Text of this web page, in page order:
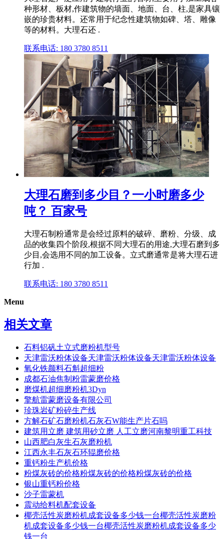
种形材、板材,作建筑物的墙面、地面、台、柱,是家具镶
嵌的珍贵材料。还常用于纪念性建筑物如碑、塔、雕像
等的材料。大理石还 .
联系电话: 180 3780 8511
大理石磨到多少目？一小时磨多少
吨？ 百家号
大理石制粉通常是会经过原料的破碎、磨粉、分级、成
品的收集四个阶段,根据不同大理石的用途,大理石磨到多
少目,会选用不同的加工设备。立式磨通常是将大理石进
行加 .
联系电话: 180 3780 8511
Menu
相关文章
石料铝矾土立式磨粉机型号
天津雷沃粉体设备天津雷沃粉体设备天津雷沃粉体设备
氧化铁颜料石斛超细粉
成都石油焦制粉雷蒙磨价格
磨煤机超细磨粉机3Dyn
擎航雷蒙磨设备有限公司
珍珠岩矿粉碎生产线
方解石矿石磨粉机石灰石W能生产片石吗
建筑用立磨 建筑用砂立磨 人工立磨河南黎明重工科技
山西肥白灰生石灰磨粉机
江西永丰石灰石环辊磨价格
重钙粉生产机价格
粉煤灰砖的价格粉煤灰砖的价格粉煤灰砖的价格
银山重钙粉价格
沙子雷蒙机
震动给料机配套设备
椰壳活性炭磨粉机成套设备多少钱一台椰壳活性炭磨粉
机成套设备多少钱一台椰壳活性炭磨粉机成套设备多少
钱一台